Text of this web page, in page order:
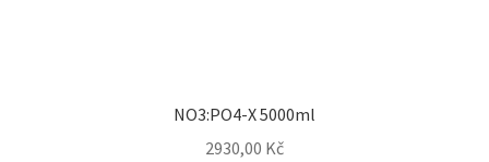
NO3:PO4-X 5000ml
2930,00 Kč